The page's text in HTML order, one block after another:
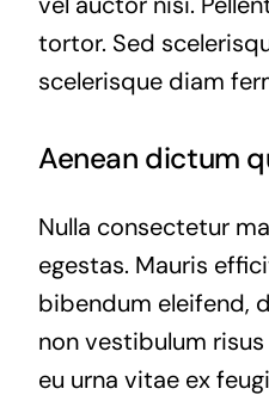
tortor. Sed
scelerisque diam
Aenean dictum
Nulla consectetur
egestas. Mauris
bibendum eleifend,
non vestibulum
eu urna vitae ex